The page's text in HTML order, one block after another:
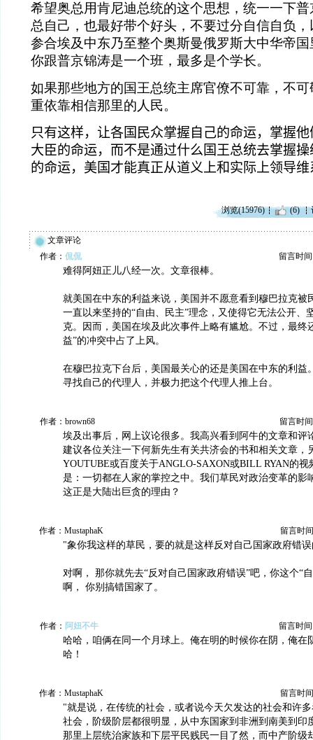
希望奥总用肯尼迪总统的这个思想，统一一下
总自己，也最好带个好头，不要过分自信自负
参合埃及中东乃至整个奥斯曼俄罗斯大中华帝
你跟普京锦涛是一个班，最多是个学长。
如果那些地方的国王总统主席官僚不可靠，不
重依靠相信那里的人民。
只有这样，让各国民众掌握自己的命运，掌握
大臣的命运，而不是通过什么国王总统去掌握
的命运，美国才能真正从道义上和实际上领导
浏览(15976) (6)
文章评论
作者： 侃侃 留言时间
难得阿妞正儿八经一次。文章很棒。
就美国在中东的利益来说，美国并不愿意看到穆巴拉克被
一直以来坚持的“自由、民主”理念，又使得它无法公开、
克。因而，美国在埃及此次事件上略有尴尬。不过，最终
益”的冲突中占了上风。
在穆巴拉克下台后，美国最关心的还是美国在中东的利益
寻找自己的代理人，并极力把这个代理人推上台。
作者：brown68 留言时
埃及出事后，网上议论很多。我高兴看到阿牛的文章和评
建议各位关注一下何新先生有关共济会的书和相关文章，
YOUTUBE或百度关于ANGLO-SAXON或BILL RYAN的视
是：一切都在人家的掌控之中。我们草民对政治变革的影
这正是大陆出巨贪的理由？
作者：MustaphaK 留言时
"象你我这样的草民，要的就是这样反对自己国家政府错
对啊， 那你就先去“反对自己国家政府错误”吧，你这个“
啊， 你别搞错国家了。
作者： 阿妞不牛 留言时间
哈哈，咱俩在同一个月球上。俺在明的时候你在阴，俺在
哈！
作者：MustaphaK 留言时
"就是说，在传统的社会，或者说今天欠发达的社会和许
社会，阶级阶层都很明显，从中东国家到非洲到南美到印
那里上层统治家族和下层平民贱民一目了然，而中产阶级